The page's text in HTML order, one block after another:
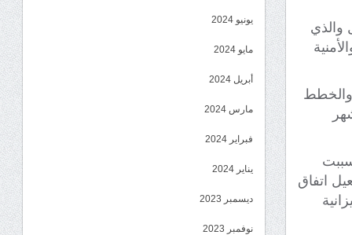
والذي
والخطط
اتفاق
يونيو 2024
مايو 2024
أبريل 2024
مارس 2024
فبراير 2024
يناير 2024
ديسمبر 2023
نوفمبر 2023